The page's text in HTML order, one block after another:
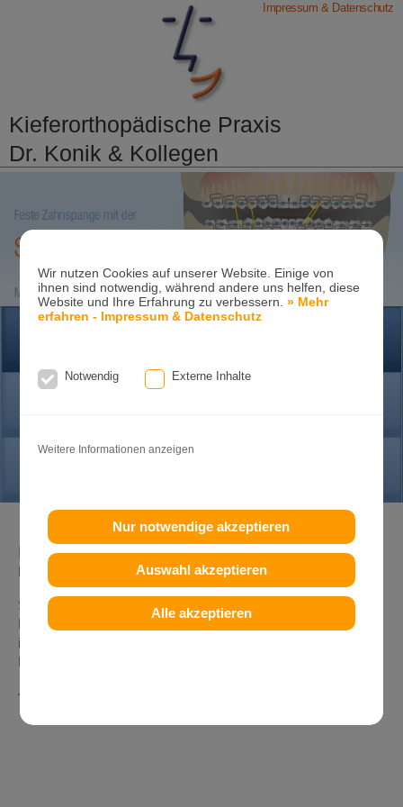
Wir nutzen Cookies auf unserer Website. Einige von
ihnen sind notwendig, während andere uns helfen, diese
Website und Ihre Erfahrung zu verbessern.» Mehr
erfahren - Impressum & Datenschutz
Notwendig Externe Inhalte
Weitere Informationen anzeigen
Nur notwendige akzeptieren
Auswahl akzeptieren
Alle akzeptieren
Impressum & Datenschutz
Kieferorthopädische Praxis
Dr. Konik & Kollegen
Zahn- und Kieferregulierungen für Kinder und
Ganzheitliche-Kieferorthopädie
Erwachsenen-Kieferorthopädie
Tel. +49
Dr. Michael Konik
Fachzahnarzt für Kieferorthopädie
Strümpfelbacher Str. 21
D-71384 Weinstadt - Endersbach
info@konik.de
Fax .: +49 (0)7151-96 94 0-40
Tel +49 (0)7151-96 94 0-0